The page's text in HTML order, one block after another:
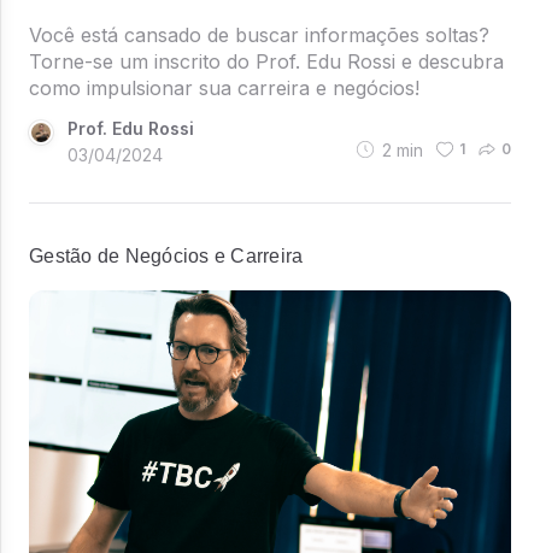
Você está cansado de buscar informações soltas?
Torne-se um inscrito do Prof. Edu Rossi e descubra
como impulsionar sua carreira e negócios!
Prof. Edu Rossi
03/04/2024
2 min 1 0
Gestão de Negócios e Carreira